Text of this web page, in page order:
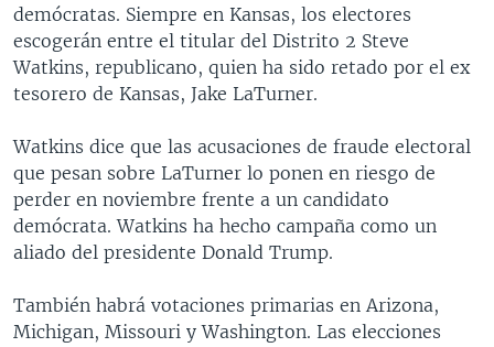
demócratas. Siempre en Kansas, los electores
escogerán entre el titular del Distrito 2 Steve
Watkins, republicano, quien ha sido retado por el ex
tesorero de Kansas, Jake LaTurner.
Watkins dice que las acusaciones de fraude electoral
que pesan sobre LaTurner lo ponen en riesgo de
perder en noviembre frente a un candidato
demócrata. Watkins ha hecho campaña como un
aliado del presidente Donald Trump.
También habrá votaciones primarias en Arizona,
Michigan, Missouri y Washington. Las elecciones